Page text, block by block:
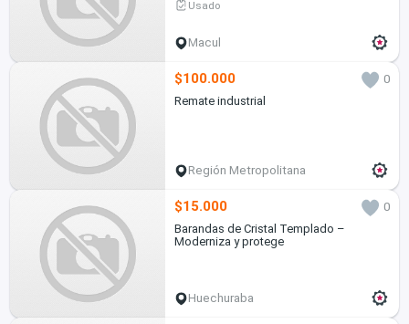
Usado
Macul
$100.000
0
Remate industrial
Región Metropolitana
$15.000
0
Barandas de Cristal Templado –
Moderniza y protege
Huechuraba